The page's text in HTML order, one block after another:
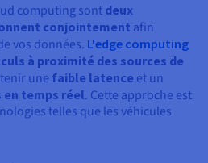
computing sont deux
conjointement afin
vos données. L'edge computing
à proximité des sources de
une faible latence et un
temps réel. Cette approche est
telles que les véhicules